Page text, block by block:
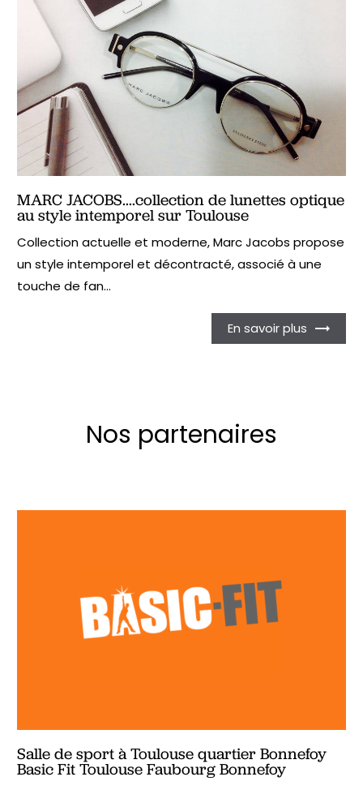
MARC JACOBS....collection de lunettes optique
au style intemporel sur Toulouse
Collection actuelle et moderne, Marc Jacobs propose
un style intemporel et décontracté, associé à une
touche de fan...
En savoir plus
Nos partenaires
Salle de sport à Toulouse quartier Bonnefoy
Basic Fit Toulouse Faubourg Bonnefoy